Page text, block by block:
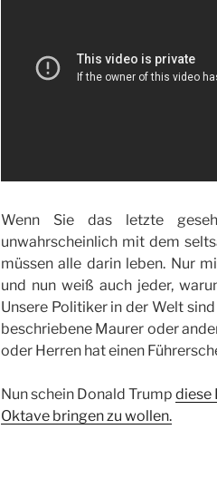
Wenn Sie das letzte
unwahrscheinlich mit dem
müssen alle darin leben. Nur
und nun weiß auch jeder,
Unsere Politiker in der Welt
beschriebene Maurer oder
oder Herren hat einen
Nun schein Donald Trump diese
Oktave bringen zu wollen.